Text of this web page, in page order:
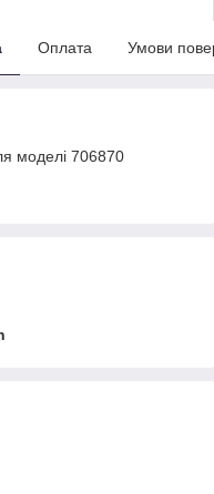
Оплата Умови
моделі 706870